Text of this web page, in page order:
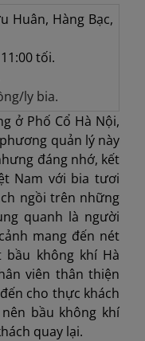
Huân, Hàng Bạc,
tối.
ly bia.
ở Phố Cổ Hà Nội,
quản lý này
đáng nhớ, kết
Nam với bia tươi
ngồi trên những
quanh là người
mang đến nét
không khí Hà
viên thân thiện
cho thực khách
bầu không khí
quay lại.